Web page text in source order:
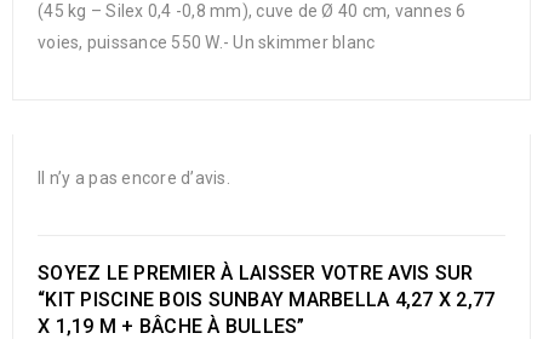
(45 kg – Silex 0,4 -0,8 mm), cuve de Ø 40 cm, vannes 6
voies, puissance 550 W.- Un skimmer blanc
Il n’y a pas encore d’avis.
SOYEZ LE PREMIER À LAISSER VOTRE AVIS SUR
“KIT PISCINE BOIS SUNBAY MARBELLA 4,27 X 2,77
X 1,19 M + BÂCHE À BULLES”